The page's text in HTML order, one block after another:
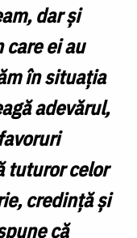
dar și
ei au
în situația
adevărul,
tuturor celor
credință și
că